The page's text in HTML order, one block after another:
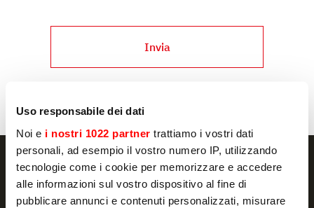
Uso responsabile dei dati
Noi e i nostri 1022 partner trattiamo i vostri dati
personali, ad esempio il vostro numero IP, utilizzando
tecnologie come i cookie per memorizzare e accedere
alle informazioni sul vostro dispositivo al fine di
pubblicare annunci e contenuti personalizzati, misurare
Invia